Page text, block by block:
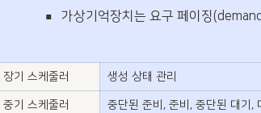
▪ 가상기억장치는 요구 페이징
장기 스케줄러 생성 상태 관리
중기 스케줄러 중단된 준비, 준비, 중단된 대기,